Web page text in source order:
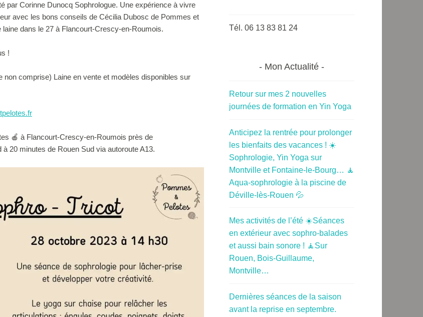
par Corinne Dunocq Sophrologue. Une expérience à vivre
avec les bons conseils de Cécilia Dubosc de Pommes et
dans le 27 à Flancourt-Crescy-en-Roumois.
!
non comprise) Laine en vente et modèles disponibles sur
🍎 à Flancourt-Crescy-en-Roumois près de
20 minutes de Rouen Sud via autoroute A13.
Tél. 06 13 83 81 24
Mon Actualité
Retour sur mes 2 nouvelles
journées de formation en Yin Yoga
Anticipez la rentrée pour prolonger
les bienfaits des vacances ! ☀️
Sophrologie, Yin Yoga sur
Montville et Fontaine-le-Bourg… 🧘
Aqua-sophrologie à la piscine de
Déville-lès-Rouen 💦
Mes activités de l’été ☀️Séances
en extérieur avec sophro-balades
et aussi bain sonore ! 🧘Sur
Rouen, Bois-Guillaume,
Montville…
Dernières séances de la saison
avant la reprise en septembre.